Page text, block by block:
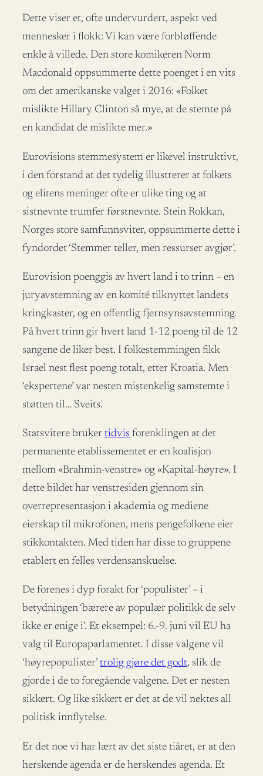
Dette viser et, ofte undervurdert, aspekt ved
mennesker i flokk: Vi kan være forbløffende
enkle å villede. Den store komikeren Norm
Macdonald oppsummerte dette poenget i en vits
om det amerikanske valget i 2016: «Folket
mislikte Hillary Clinton så mye, at de stemte på
en kandidat de mislikte mer.»
Eurovisions stemmesystem er likevel instruktivt,
i den forstand at det tydelig illustrerer at folkets
og elitens meninger ofte er ulike ting og at
sistnevnte trumfer førstnevnte. Stein Rokkan,
Norges store samfunnsviter, oppsummerte dette i
fyndordet ‘Stemmer teller, men ressurser avgjør’.
Eurovision poenggis av hvert land i to trinn – en
juryavstemning av en komité tilknyttet landets
kringkaster, og en offentlig fjernsynsavstemning.
På hvert trinn gir hvert land 1-12 poeng til de 12
sangene de liker best. I folkestemmingen fikk
Israel nest flest poeng totalt, etter Kroatia. Men
‘ekspertene’ var nesten mistenkelig samstemte i
støtten til… Sveits.
Statsvitere bruker tidvis forenklingen at det
permanente etablissementet er en koalisjon
mellom «Brahmin-venstre» og «Kapital-høyre». I
dette bildet har venstresiden gjennom sin
overrepresentasjon i akademia og mediene
eierskap til mikrofonen, mens pengefolkene eier
stikkontakten. Med tiden har disse to gruppene
etablert en felles verdensanskuelse.
De forenes i dyp forakt for ‘populister’ – i
betydningen ‘bærere av populær politikk de selv
ikke er enige i’. Et eksempel: 6.-9. juni vil EU ha
valg til Europaparlamentet. I disse valgene vil
‘høyrepopulister’ trolig gjøre det godt, slik de
gjorde i de to foregående valgene. Det er nesten
sikkert. Og like sikkert er det at de vil nektes all
politisk innflytelse.
Er det noe vi har lært av det siste tiåret, er at den
herskende agenda er de herskendes agenda. Et